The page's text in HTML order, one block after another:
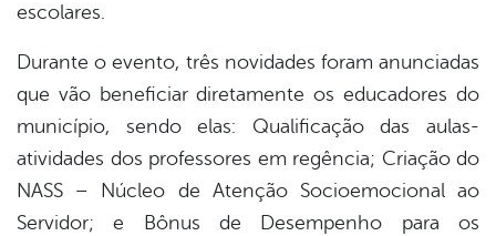
escolares.
Durante o evento, três novidades foram anunciadas
que vão beneficiar diretamente os educadores do
município, sendo elas: Qualificação das aulas-
atividades dos professores em regência; Criação do
NASS – Núcleo de Atenção Socioemocional ao
Servidor; e Bônus de Desempenho para os